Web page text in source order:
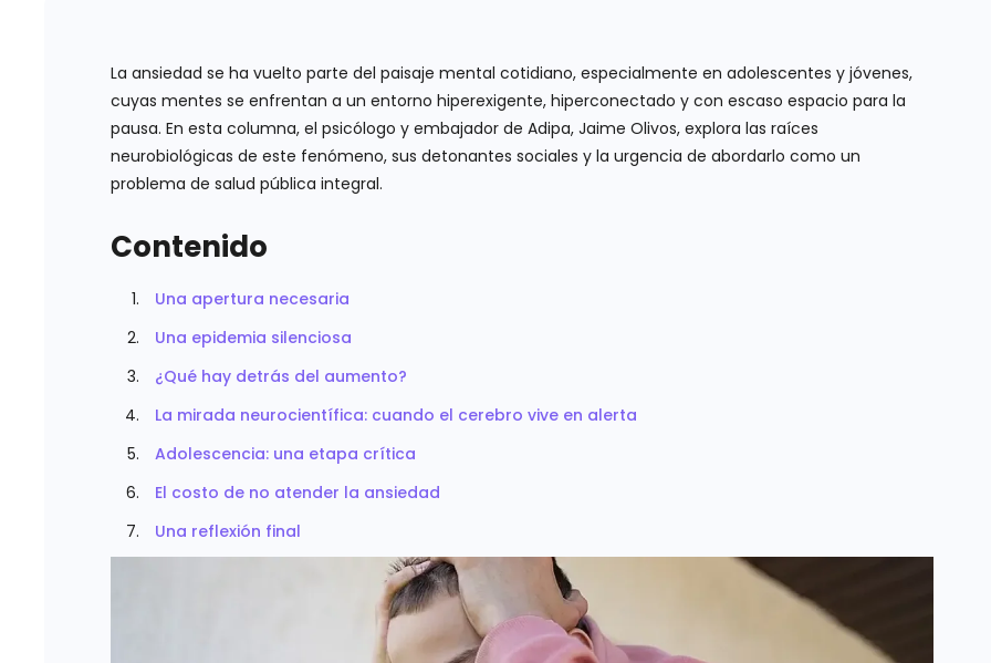
La ansiedad se ha vuelto parte del paisaje mental cotidiano, especialmente en adolescentes y jóvenes,
cuyas mentes se enfrentan a un entorno hiperexigente, hiperconectado y con escaso espacio para la
pausa. En esta columna, el psicólogo y embajador de Adipa, Jaime Olivos, explora las raíces
neurobiológicas de este fenómeno, sus detonantes sociales y la urgencia de abordarlo como un
problema de salud pública integral.
Contenido
Una apertura necesaria
Una epidemia silenciosa
¿Qué hay detrás del aumento?
La mirada neurocientífica: cuando el cerebro vive en alerta
Adolescencia: una etapa crítica
El costo de no atender la ansiedad
Una reflexión final